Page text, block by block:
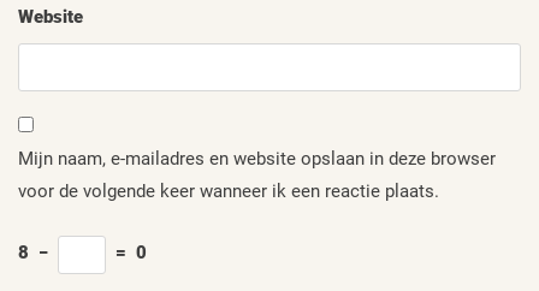
Website
Mijn naam, e-mailadres en website opslaan in deze browser
voor de volgende keer wanneer ik een reactie plaats.
8 − = 0